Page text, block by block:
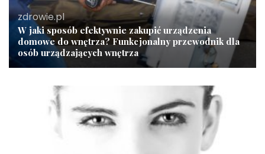
zdrowie.pl
W jaki sposób efektywnie zakupić urządzenia
domowe do wnętrza? Funkcjonalny przewodnik dla
osób urządzających wnętrza